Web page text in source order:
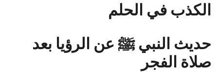
الكذب في الحلم
حديث النبي ﷺ عن الرؤيا بعد
صلاة الفجر